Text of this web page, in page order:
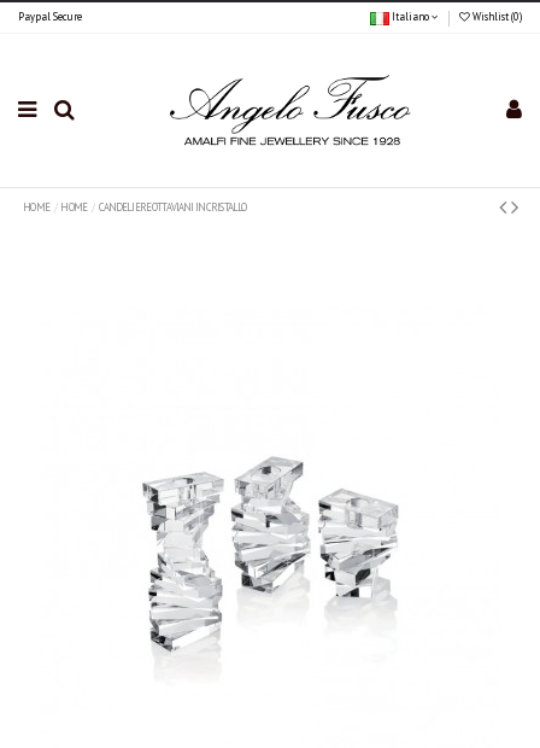
Paypal Secure Italiano Wishlist (0)
HOME HOME CANDELIERE OTTAVIANI IN CRISTALLO